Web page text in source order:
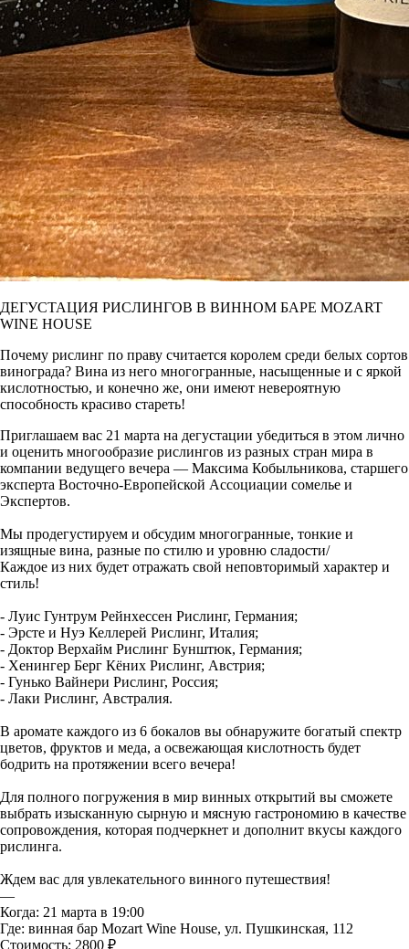
ДЕГУСТАЦИЯ РИСЛИНГОВ В ВИННОМ БАРЕ MOZART
WINE HOUSE
Почему рислинг по праву считается королем среди белых сортов
винограда? Вина из него многогранные, насыщенные и с яркой
кислотностью, и конечно же, они имеют невероятную
способность красиво стареть!
Приглашаем вас 21 марта на дегустации убедиться в этом лично
и оценить многообразие рислингов из разных стран мира в
компании ведущего вечера — Максима Кобыльникова, старшего
эксперта Восточно-Европейской Ассоциации сомелье и
Экспертов.
Мы продегустируем и обсудим многогранные, тонкие и
изящные вина, разные по стилю и уровню сладости/⠀
Каждое из них будет отражать свой неповторимый характер и
стиль!
- Луис Гунтрум Рейнхессен Рислинг, Германия;
- Эрсте и Нуэ Келлерей Рислинг, Италия;
- Доктор Верхайм Рислинг Бунштюк, Германия;
- Хенингер Берг Кёних Рислинг, Австрия;
- Гунько Вайнери Рислинг, Россия;
- Лаки Рислинг, Австралия.
В аромате каждого из 6 бокалов вы обнаружите богатый спектр
цветов, фруктов и меда, а освежающая кислотность будет
бодрить на протяжении всего вечера!
Для полного погружения в мир винных открытий вы сможете
выбрать изысканную сырную и мясную гастрономию в качестве
сопровождения, которая подчеркнет и дополнит вкусы каждого
рислинга.
Ждем вас для увлекательного винного путешествия!
—
Когда: 21 марта в 19:00
Где: винная бар Mozart Wine House, ул. Пушкинская, 112
Стоимость: 2800 ₽